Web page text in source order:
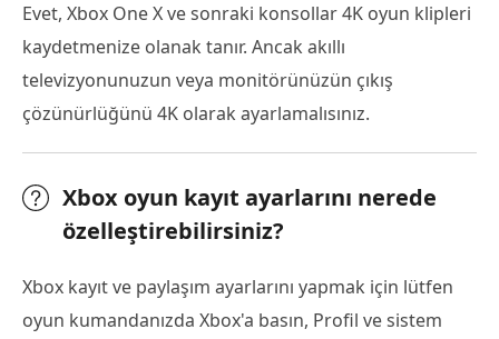
Evet, Xbox One X ve sonraki konsollar 4K oyun klipleri
kaydetmenize olanak tanır. Ancak akıllı
televizyonunuzun veya monitörünüzün çıkış
çözünürlüğünü 4K olarak ayarlamalısınız.
Xbox oyun kayıt ayarlarını nerede
özelleştirebilirsiniz?
Xbox kayıt ve paylaşım ayarlarını yapmak için lütfen
oyun kumandanızda Xbox'a basın, Profil ve sistem